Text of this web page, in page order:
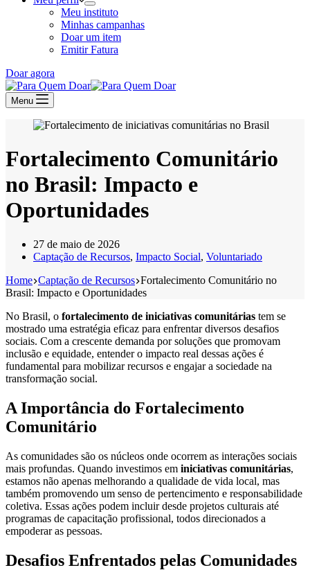
Meu instituto
Minhas campanhas
Doar um item
Emitir Fatura
Doar agora
Menu
Fortalecimento Comunitário
no Brasil: Impacto e
Oportunidades
27 de maio de 2026
Captação de Recursos, Impacto Social, Voluntariado
Home Captação de Recursos Fortalecimento Comunitário no
Brasil: Impacto e Oportunidades
No Brasil, o fortalecimento de iniciativas comunitárias tem se
mostrado uma estratégia eficaz para enfrentar diversos desafios
sociais. Com a crescente demanda por soluções que promovam
inclusão e equidade, entender o impacto real dessas ações é
fundamental para mobilizar recursos e engajar a sociedade na
transformação social.
A Importância do Fortalecimento
Comunitário
As comunidades são os núcleos onde ocorrem as interações sociais
mais profundas. Quando investimos em iniciativas comunitárias,
estamos não apenas melhorando a qualidade de vida local, mas
também promovendo um senso de pertencimento e responsabilidade
coletiva. Essas ações podem incluir desde projetos culturais até
programas de capacitação profissional, todos direcionados a
empoderar as pessoas.
Desafios Enfrentados pelas Comunidades